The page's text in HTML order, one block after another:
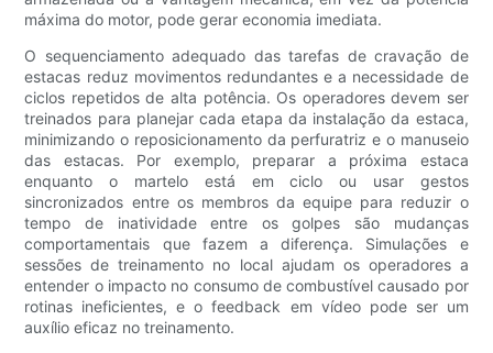
máxima do motor, pode gerar economia imediata.
O sequenciamento adequado das tarefas de cravação de
estacas reduz movimentos redundantes e a necessidade de
ciclos repetidos de alta potência. Os operadores devem ser
treinados para planejar cada etapa da instalação da estaca,
minimizando o reposicionamento da perfuratriz e o manuseio
das estacas. Por exemplo, preparar a próxima estaca
enquanto o martelo está em ciclo ou usar gestos
sincronizados entre os membros da equipe para reduzir o
tempo de inatividade entre os golpes são mudanças
comportamentais que fazem a diferença. Simulações e
sessões de treinamento no local ajudam os operadores a
entender o impacto no consumo de combustível causado por
rotinas ineficientes, e o feedback em vídeo pode ser um
auxílio eficaz no treinamento.